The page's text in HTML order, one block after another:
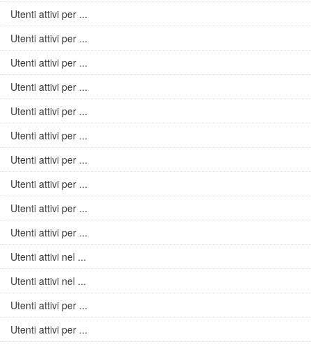
Utenti attivi per ...
Utenti attivi per ...
Utenti attivi per ...
Utenti attivi per ...
Utenti attivi per ...
Utenti attivi per ...
Utenti attivi per ...
Utenti attivi per ...
Utenti attivi per ...
Utenti attivi per ...
Utenti attivi nel ...
Utenti attivi nel ...
Utenti attivi per ...
Utenti attivi per ...